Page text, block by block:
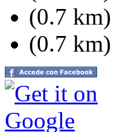
(0.7 km)
(0.7 km)